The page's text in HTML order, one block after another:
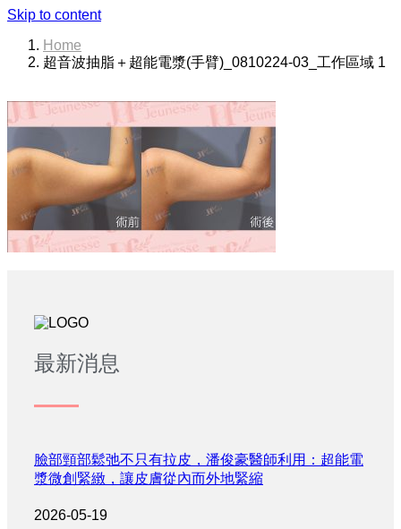
Skip to content
Home
超音波抽脂＋超能電漿(手臂)_0810224-03_工作區域 1
最新消息
臉部頸部鬆弛不只有拉皮，潘俊豪醫師利用：超能電
漿微創緊緻，讓皮膚從內而外地緊縮
2026-05-19